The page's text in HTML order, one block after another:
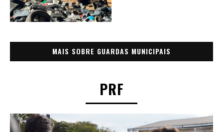
MAIS SOBRE GUARDAS MUNICIPAIS
PRF